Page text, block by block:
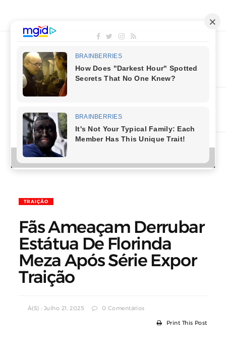
MENU
TRAIÇÃO
Fãs Ameaçam Derrubar
Estátua De Florinda
Meza Após Série Expor
Traição
À(s) : Julho 21, 2025 0 Comentários
Print This Post